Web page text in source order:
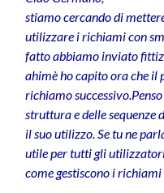
stiamo cercando di
utilizzare i richiami con
fatto abbiamo inviato
ahimè ho capito ora che il
richiamo
struttura e delle
il suo utilizzo. Se tu ne
utile per tutti gli
come gestiscono i richiami